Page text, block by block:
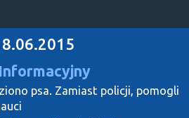
psa. Zamiast policji, pomogli